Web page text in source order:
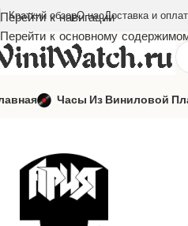
Перейти к навигации
Перейти к основному
Краткий обзорО насДоставка и
Часы Из Виниловой
Главная